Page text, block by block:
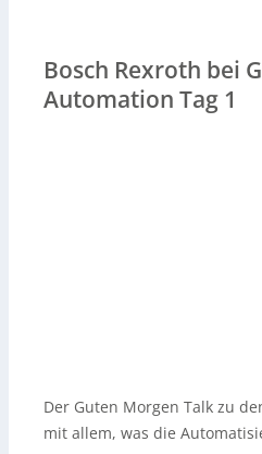
Bosch Rexroth bei
Automation Tag 1
Der Guten Morgen Talk zu
mit allem, was die